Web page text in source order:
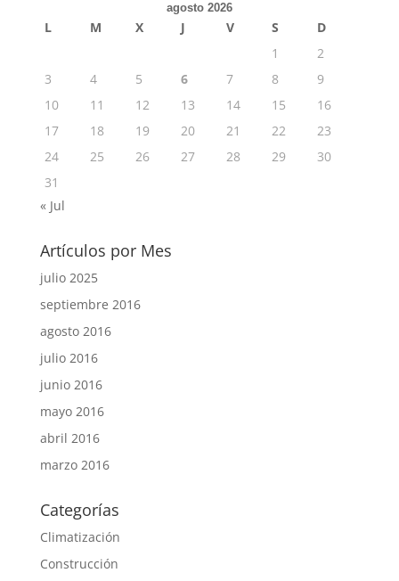
agosto 2026
L M X J V S
D
1
2
3
4 5 6 7 8
9
10
11 12 13 14 15
16
17
18 19 20 21 22
23
24
25 26 27 28 29
30
31
« Jul
Artículos por Mes
julio 2025
septiembre 2016
agosto 2016
julio 2016
junio 2016
mayo 2016
abril 2016
marzo 2016
Categorías
Climatización
Construcción